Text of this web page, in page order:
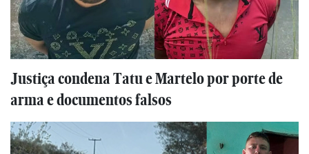
Justiça condena Tatu e Martelo por porte de
arma e documentos falsos